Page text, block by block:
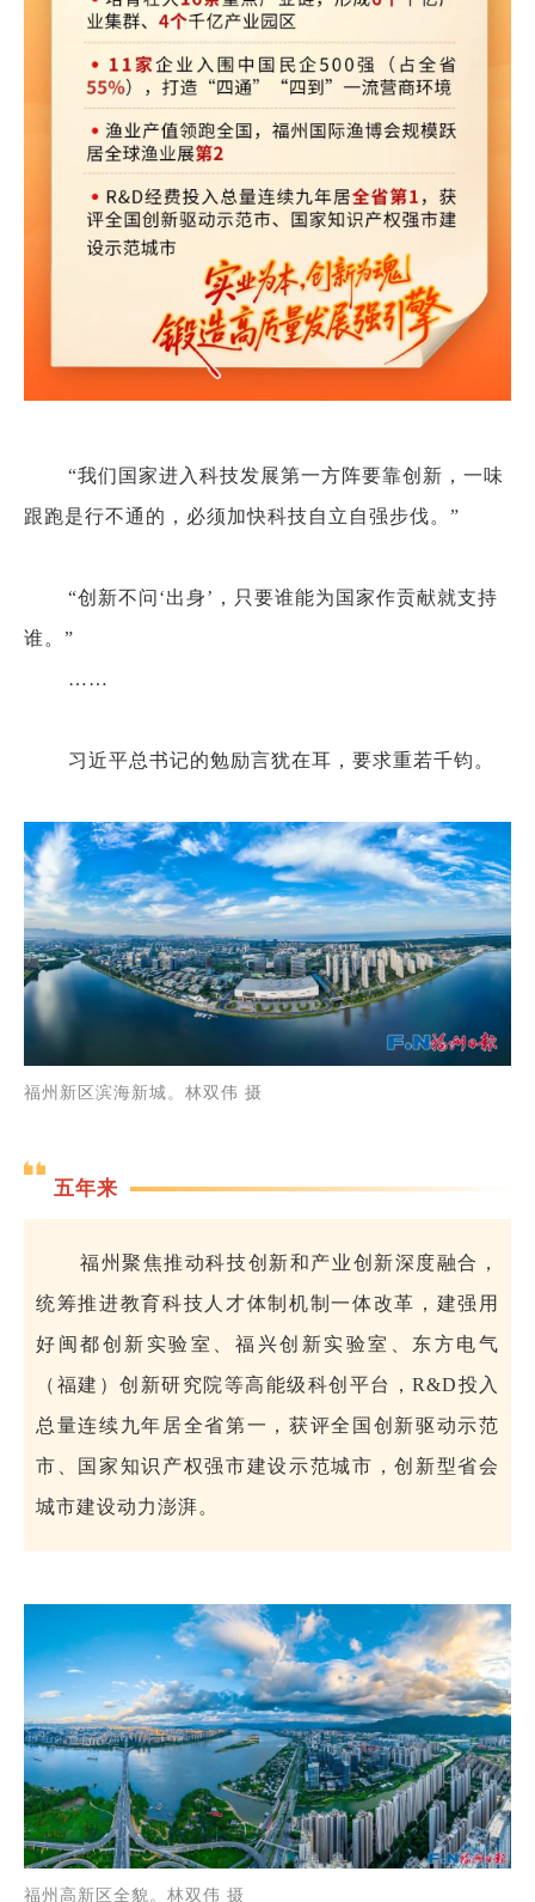
“我们国家进入科技发展第一方阵要靠创新，一味
跟跑是行不通的，必须加快科技自立自强步伐。”
“创新不问‘出身’，只要谁能为国家作贡献就支持
谁。”
……
习近平总书记的勉励言犹在耳，要求重若千钧。
福州新区滨海新城。林双伟 摄
五年来
福州聚焦推动科技创新和产业创新深度融合，
统筹推进教育科技人才体制机制一体改革，建强用
好闽都创新实验室、福兴创新实验室、东方电气
（福建）创新研究院等高能级科创平台，R&D投入
总量连续九年居全省第一，获评全国创新驱动示范
市、国家知识产权强市建设示范城市 ，创新型省会
城市建设动力澎湃。
福州高新区全貌。林双伟 摄